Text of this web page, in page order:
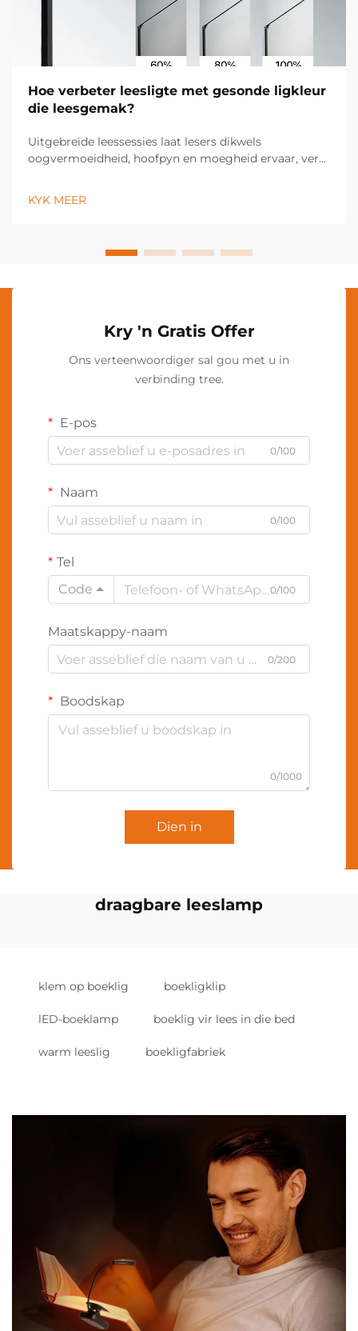
Hoe verbeter leesligte met gesonde ligkleur
die leesgemak?
Uitgebreide leessessies laat lesers dikwels
oogvermoeidheid, hoofpyn en moegheid ervaar, veral
lig het 'n beduidende impak op visuele gemak, begrip
KYK MEER
Kry 'n Gratis Offer
Ons verteenwoordiger sal gou met u in
verbinding tree.
E-pos
0/100
Naam
0/100
Tel
Code
0/100
Maatskappy-naam
0/200
Boodskap
0/1000
Dien in
draagbare leeslamp
klem op boeklig boekligklip
lED-boeklamp boeklig vir lees in die bed
warm leeslig boekligfabriek